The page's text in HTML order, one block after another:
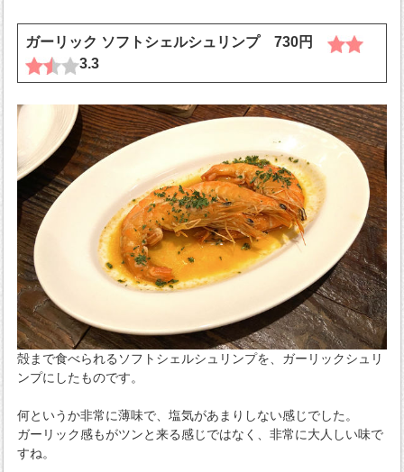
ガーリック ソフトシェルシュリンプ 730円
3.3
殻まで食べられるソフトシェルシュリンプを、ガーリックシュリ
ンプにしたものです。
何というか非常に薄味で、塩気があまりしない感じでした。
ガーリック感もがツンと来る感じではなく、非常に大人しい味で
すね。